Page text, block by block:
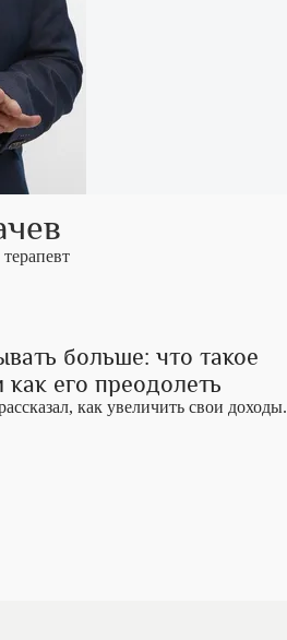
больше: что такое
его преодолеть
как увеличить свои доходы.